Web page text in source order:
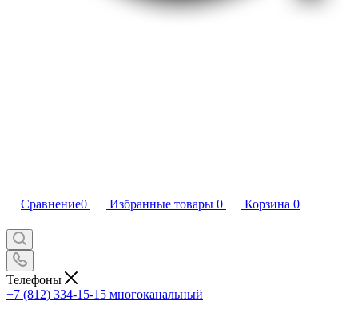
Сравнение0 Избранные товары 0 Корзина 0
Телефоны
+7 (812) 334-15-15 многоканальный